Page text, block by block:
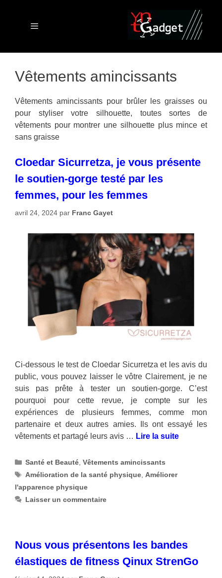
Menu
Vêtements amincissants
Vêtements amincissants pour brûler les graisses ou
pour styliser votre silhouette, toutes sortes de
vêtements pour montrer une silhouette plus mince et
sans graisse
Cloedar Sicurretza, je vous présente
le soutien-gorge testé par les
femmes, pour les femmes
avril 24, 2024 par Franc Gayet
Ci-dessous le test de Cloedar Sicurretza et les avis du
public, vous pouvez laisser le vôtre Clairement, je ne
suis pas prête à tester un soutien-gorge. C’est
pourquoi pour cette revue, je compte sur les
expériences de plusieurs femmes, comme mon
partenaire et deux autres amies. Ils ont essayé les
vêtements et partagé leurs avis … Lire la suite
Catégories
Santé et Beauté ,Vêtements amincissants
Étiquettes
Amélioration de la santé physique Améliorer
l'apparence physique
Laisser un commentaire
Nous vous présentons les bandes
élastiques de fitness Qinux StrenGo